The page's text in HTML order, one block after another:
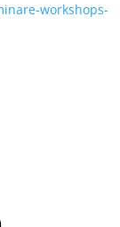
workshops-